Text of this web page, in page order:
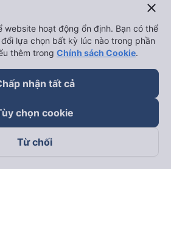
trên
close
website hoạt động ổn định. Bạn có thể
lựa chọn bất kỳ lúc nào trong phần
thêm trong Chính sách Cookie.
nhận tất cả
chọn cookie
Từ chối